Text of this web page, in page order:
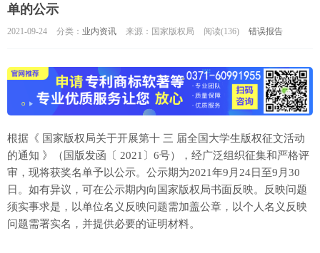
单的公示
2021-09-24 分类： 业内资讯 来源：国家版权局 阅读(136) 错误报告
根据《 国家版权局关于开展第十 三 届全国大学生版权征文活动
的通知 》（国版发函〔 2021〕6号），经广泛组织征集和严格评
审，现将获奖名单予以公示。公示期为2021年9月24日至9月30
日。如有异议，可在公示期内向国家版权局书面反映。反映问题
须实事求是，以单位名义反映问题需加盖公章，以个人名义反映
问题需署实名，并提供必要的证明材料。